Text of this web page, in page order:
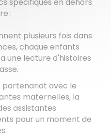
:
plusieurs fois dans
chaque enfants
une lecture d'histoires
partenariat avec le
maternelles, la
assistantes
pour un moment de